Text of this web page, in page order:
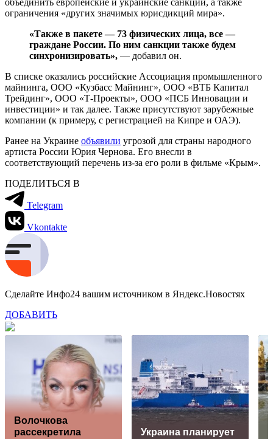
ограничения «других значимых юрисдикций мира».
«Также в пакете — 73 физических лица, все —
граждане России. По ним санкции также будем
синхронизировать», — добавил он.
В списке оказались российские Ассоциация промышленного
майнинга, ООО «Кузбасс Майнинг», ООО «ВТБ Капитал
Трейдинг», ООО «Т-Проекты», ООО «ПСБ Инновации и
инвестиции» и так далее. Также присутствуют зарубежные
компании (к примеру, с регистрацией на Кипре и ОАЭ).
Ранее на Украине объявили угрозой для страны народного
артиста России Юрия Чернова. Его внесли в
соответствующий перечень из-за его роли в фильме «Крым».
ПОДЕЛИТЬСЯ В
Telegram
Vkontakte
Сделайте Инфо24 вашим источником в Яндекс.Новостях
ДОБАВИТЬ
Волочкова
рассекретила
Украина планирует